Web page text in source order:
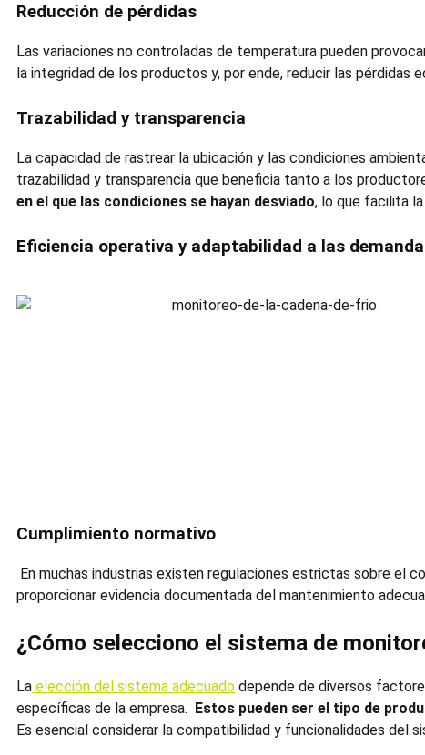
Reducción de pérdidas
Las variaciones no controladas de temperatura pueden
la integridad de los productos y, por ende, reducir las pérdidas
Trazabilidad y transparencia
La capacidad de rastrear la ubicación y las condiciones
trazabilidad y transparencia que beneficia tanto a los
en el que las condiciones se hayan desviado, lo que facilita
Eficiencia operativa y adaptabilidad a las
Cumplimiento normativo
En muchas industrias existen regulaciones estrictas sobre el
proporcionar evidencia documentada del mantenimiento
¿Cómo selecciono el sistema de
La elección del sistema adecuado depende de diversos
específicas de la empresa. Estos pueden ser el tipo de
Es esencial considerar la compatibilidad y funcionalidades del